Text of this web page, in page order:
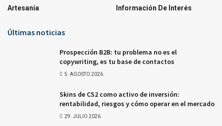
Artesanía
Información De Interés
Últimas noticias
Prospección B2B: tu problema no es el
copywriting, es tu base de contactos
5. AGOSTO 2026
Skins de CS2 como activo de inversión:
rentabilidad, riesgos y cómo operar en el mercado
29. JULIO 2026